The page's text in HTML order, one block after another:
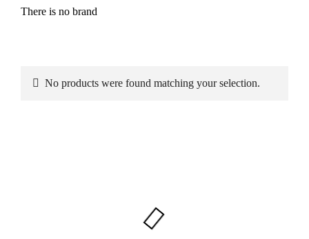
There is no brand
No products were found matching your selection.